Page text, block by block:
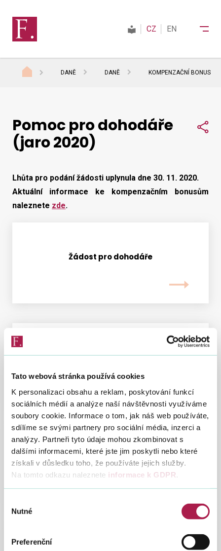
Tato webová stránka používá cookies
K personalizaci obsahu a reklam, poskytování funkcí
sociálních médií a analýze naší návštěvnosti využíváme
soubory cookie. Informace o tom, jak náš web používáte,
sdílíme se svými partnery pro sociální média, inzerci a
analýzy. Partneři tyto údaje mohou zkombinovat s
dalšími informacemi, které jste jim poskytli nebo které
získali v důsledku toho, že používáte jejich služby.
Na tomto odkazu naleznete informace k GDPR
souhlasu
Nutné
Preferenční
Daně
Kontakty
Vyhledat na webu
CZ EN
DANĚ DANĚ KOMPENZAČNÍ BONUS
Pomoc pro dohodáře
(jaro 2020)
Lhůta pro podání žádosti uplynula dne 30. 11. 2020.
Aktuální informace ke kompenzačním bonusům
naleznete zde.
Žádost pro dohodáře
Dotazy a odpovědi
Základní informace